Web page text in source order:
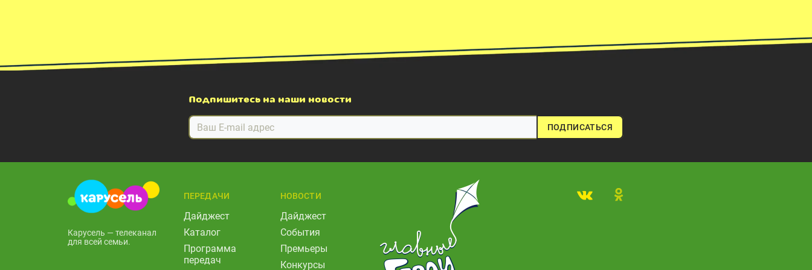
Подпишитесь на наши новости
ПОДПИСАТЬСЯ
Карусель — телеканал
для всей семьи.
ПЕРЕДАЧИ
Дайджест
Каталог
Программа
передач
НОВОСТИ
Дайджест
События
Премьеры
Конкурсы